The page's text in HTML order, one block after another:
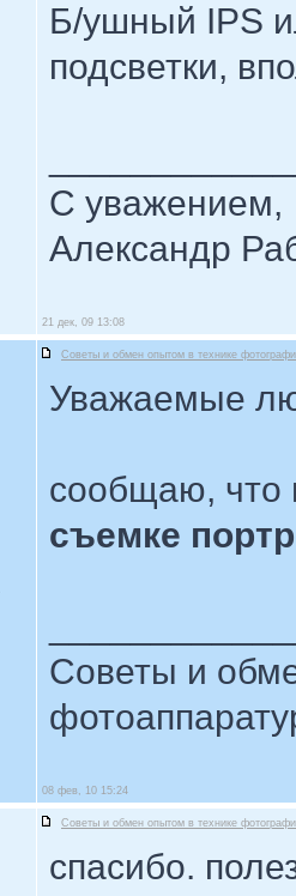
Б/ушный IPS
подсветки,
С уважением,
Александр
21 дек, 09 13:08
Советы и обмен опытом в технике
Уважаемые
сообщаю, что
съемке
Советы и
08 фев, 10 15:24
Советы и обмен опытом в технике
спасибо.